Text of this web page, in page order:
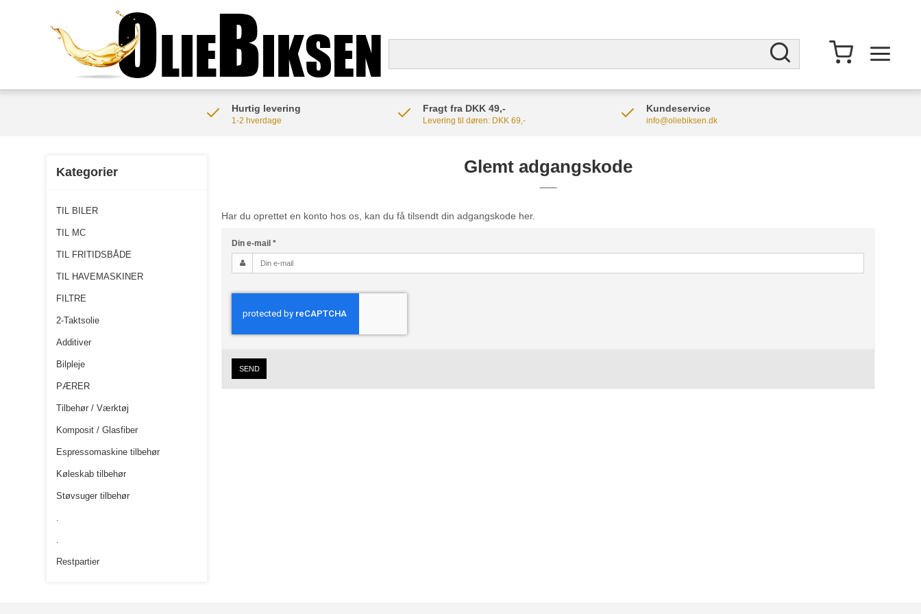
Hurtig levering
1-2 hverdage
Fragt fra DKK 49,-
Levering til døren: DKK 69,-
Kundeservice
info@oliebiksen.dk
Kategorier
TIL BILER
TIL MC
TIL FRITIDSBÅDE
TIL HAVEMASKINER
FILTRE
2-Taktsolie
Additiver
Bilpleje
PÆRER
Tilbehør / Værktøj
Komposit / Glasfiber
Espressomaskine tilbehør
Køleskab tilbehør
Støvsuger tilbehør
Restpartier
Glemt adgangskode
Har du oprettet en konto hos os, kan du få tilsendt din adgangskode her.
Din e-mail*
SEND